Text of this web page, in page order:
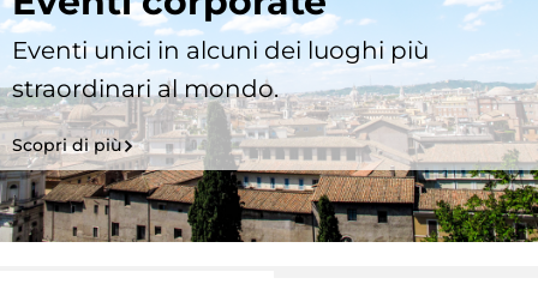
Eventi unici in alcuni dei luoghi più
straordinari al mondo.
Scopri di più